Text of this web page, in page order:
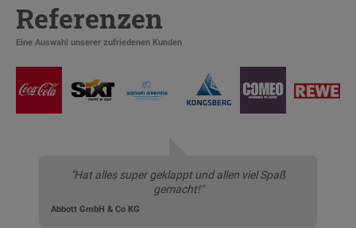
Referenzen
Eine Auswahl unserer zufriedenen Kunden
"Hat alles super geklappt und allen viel Spaß
gemacht!"
Abbott GmbH & Co KG